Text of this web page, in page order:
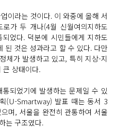
이라는 것이다. 이 와중에 올해 서
가 두 개나(4월 신월여의지하도
었다. 덕분에 시민들에게 지하도
된 것은 성과라고 할 수 있다. 다만
체가 발생하고 있고, 특히 지상-지
큰 상태이다.
되었기에 발생하는 문제일 수 있
(U-Smartway) 발표 때는 동서 3
며, 서울을 완전히 관통하여 서울
는 구조였다.